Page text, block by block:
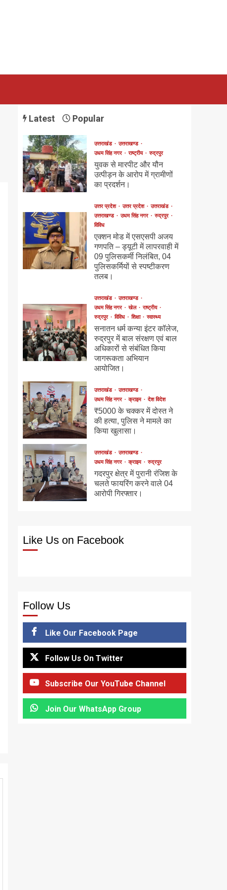
Latest Popular
उत्तराखंड
उत्तराखण्ड
उधम सिंह नगर
राष्ट्रीय रुद्रपुर
युवक से मारपीट और यौन
उत्पीड़न के आरोप में ग्रामीणों
का प्रदर्शन।
उत्तर प्रदेश उत्तर प्रदेश
उत्तराखंड
उत्तराखण्ड
उधम सिंह नगर
रुद्रपुर
विविध
एक्शन मोड में एसएसपी अजय
गणपति – ड्यूटी में लापरवाही में
09 पुलिसकर्मी निलंबित, 04
पुलिसकर्मियों से स्पष्टीकरण
तलब।
उत्तराखंड
उत्तराखण्ड
उधम सिंह नगर
खेल
राष्ट्रीय
रुद्रपुर
विविध शिक्षा स्वास्थ्य
सनातन धर्म कन्या इंटर कॉलेज,
रुद्रपुर में बाल संरक्षण एवं बाल
अधिकारों से संबंधित किया
जागरूकता अभियान
आयोजित।
उत्तराखंड
उत्तराखण्ड
उधम सिंह नगर
क्राइम देश विदेश
₹5000 के चक्कर में दोस्त ने
की हत्या, पुलिस ने मामले का
किया खुलासा।
उत्तराखंड
उत्तराखण्ड
उधम सिंह नगर
क्राइम रुद्रपुर
गदरपुर क्षेत्र में पुरानी रंजिश के
चलते फायरिंग करने वाले 04
आरोपी गिरफ्तार।
Like Us on Facebook
Follow Us
Like Our Facebook Page
Follow Us On Twitter
Subscribe Our YouTube Channel
Join Our WhatsApp Group